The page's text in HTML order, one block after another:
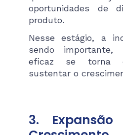
oportunidades de
produto.
Nesse estágio, a
sendo
eficaz se torna
sustentar o
3.